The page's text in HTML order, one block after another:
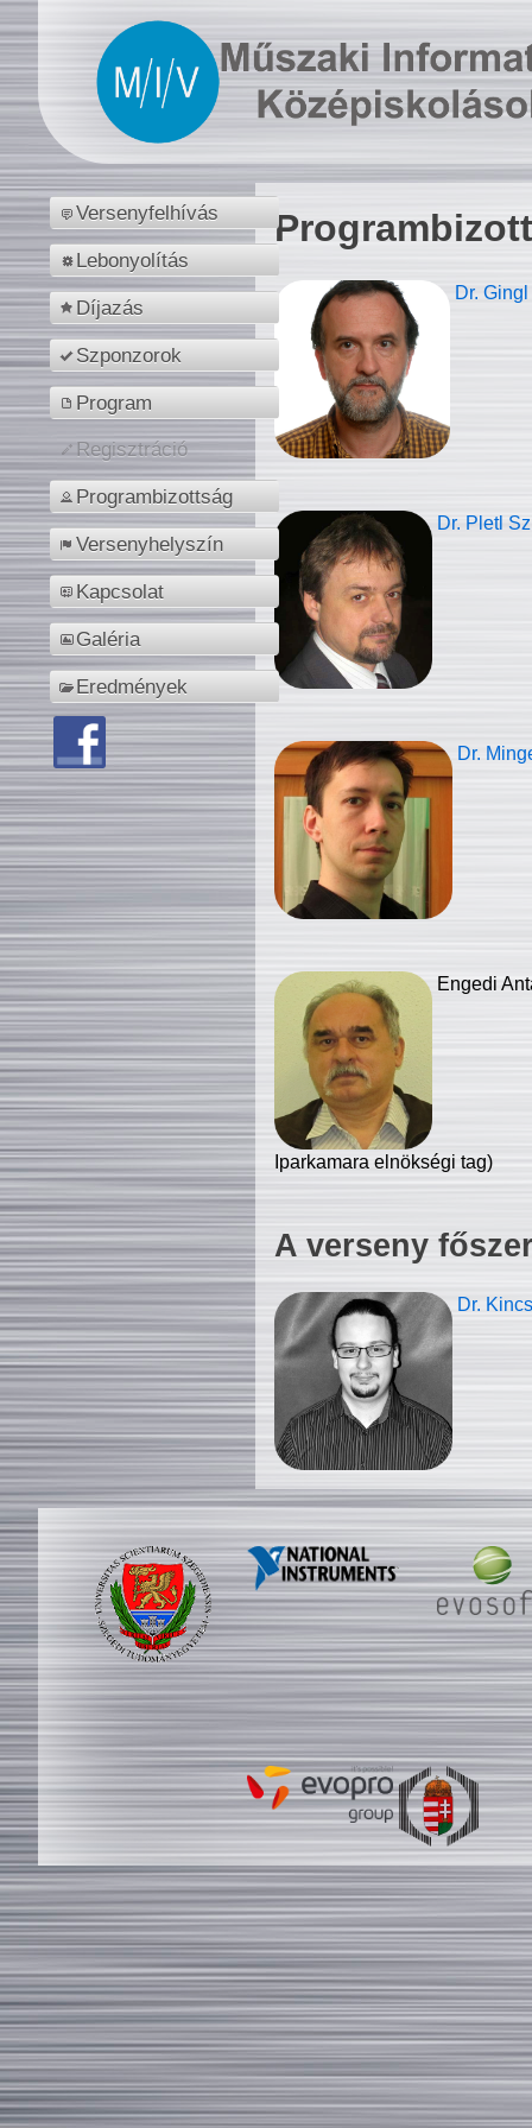
Versenyfelhívás
Lebonyolítás
Díjazás
Szponzorok
Program
Regisztráció
Programbizottság
Versenyhelyszín
Kapcsolat
Galéria
Eredmények
Dr.
Dr. Pletl
Dr.
Engedi
Iparkamara elnökségi tag)
A verseny
Dr.